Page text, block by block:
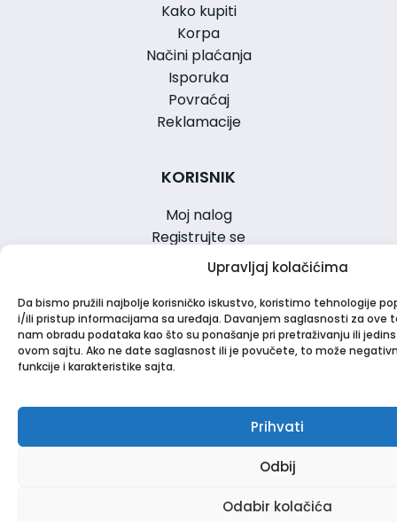
Upravljaj kolačićima
Da bismo pružili najbolje korisničko iskustvo, koristimo tehnologije
i/ili pristup informacijama sa uređaja. Davanjem saglasnosti za ove
nam obradu podataka kao što su ponašanje pri pretraživanju ili
ovom sajtu. Ako ne date saglasnost ili je povučete, to može
funkcije i karakteristike sajta.
Prihvati
Odbij
Odabir kolačića
Kako kupiti
Korpa
Načini plaćanja
Isporuka
Povraćaj
Reklamacije
KORISNIK
Moj nalog
Registrujte se
Omiljeni proizvodi
Zaboravljena lozinka
INFORMACIJE
Onlinea blog
Budi naš partner
ONLINE PODRŠKA